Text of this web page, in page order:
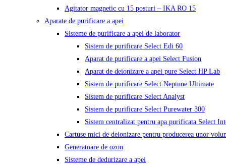
Agitator magnetic cu 15 posturi – IKA RO 15
Aparate de purificare a apei
Sisteme de purificare a apei de laborator
Sistem de purificare Select Edi 60
Aparat de purificare a apei Select Fusion
Aparat de deionizare a apei pure Select HP Lab
Sistem de purificare Select Neptune Ultimate
Sistem de purificare Select Analyst
Sistem de purificare Select Purewater 300
Sistem centralizat pentru apa purificata Select
Cartuse mici de deionizare pentru producerea unor
Generatoare de ozon
Sisteme de dedurizare a apei